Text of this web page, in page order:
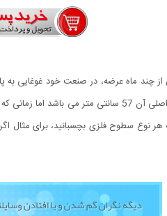
تاشو فلکسی قابلیت انعطاف پذیری 360 درجه را
سطوح فلزی بچسبانید، برای مثال